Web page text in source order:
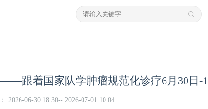
跟着国家队学肿瘤规范化诊疗6月30日-1
2026-06-30 18:30-- 2026-07-01 10:04